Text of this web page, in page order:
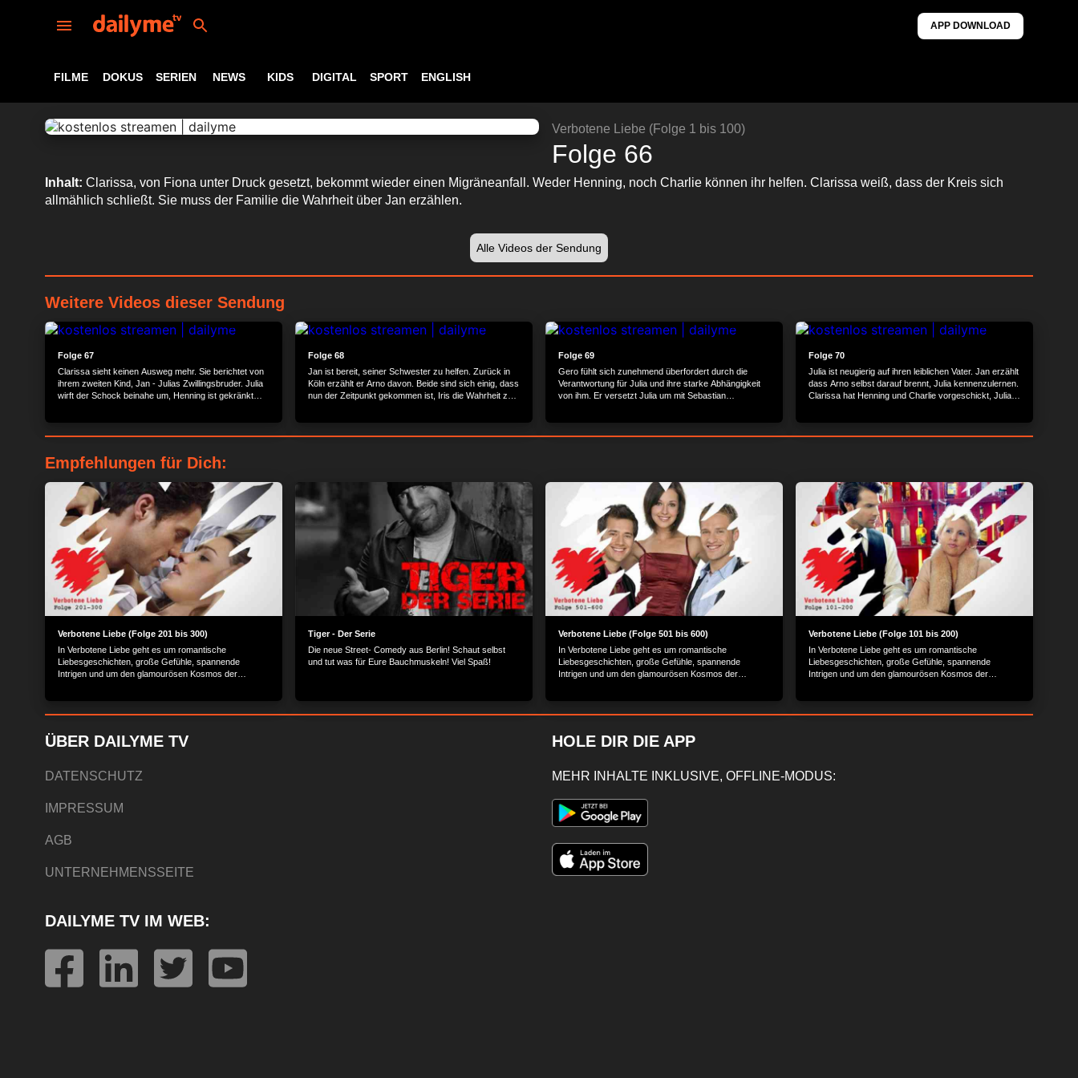
APP DOWNLOAD
FILME DOKUS SERIEN NEWS KIDS DIGITAL SPORT ENGLISH
ABSPIELEN 23:51
Verbotene Liebe (Folge 1 bis 100)
Folge 66
Inhalt: Clarissa, von Fiona unter Druck gesetzt, bekommt wieder einen Migräneanfall. Weder Henning, noch Charlie können ihr helfen. Clarissa weiß, dass der Kreis sich
allmählich schließt. Sie muss der Familie die Wahrheit über Jan erzählen.
Alle Videos der Sendung
Weitere Videos dieser Sendung
Folge 67
Clarissa sieht keinen Ausweg mehr. Sie berichtet von
ihrem zweiten Kind, Jan - Julias Zwillingsbruder. Julia
wirft der Schock beinahe um, Henning ist gekränkt
Folge 68
Jan ist bereit, seiner Schwester zu helfen. Zurück in
Köln erzählt er Arno davon. Beide sind sich einig, dass
nun der Zeitpunkt gekommen ist, Iris die Wahrheit zu
Folge 69
Gero fühlt sich zunehmend überfordert durch die
Verantwortung für Julia und ihre starke Abhängigkeit
von ihm. Er versetzt Julia um mit Sebastian
Folge 70
Julia ist neugierig auf ihren leiblichen Vater. Jan erzählt
dass Arno selbst darauf brennt, Julia kennenzulernen.
Clarissa hat Henning und Charlie vorgeschickt, Julia
Empfehlungen für Dich:
Verbotene Liebe (Folge 201 bis 300)
In Verbotene Liebe geht es um romantische
Liebesgeschichten, große Gefühle, spannende
Intrigen und um den glamourösen Kosmos der
Tiger - Der Serie
Die neue Street- Comedy aus Berlin! Schaut selbst
und tut was für Eure Bauchmuskeln! Viel Spaß!
Verbotene Liebe (Folge 501 bis 600)
In Verbotene Liebe geht es um romantische
Liebesgeschichten, große Gefühle, spannende
Intrigen und um den glamourösen Kosmos der
Verbotene Liebe (Folge 101 bis 200)
In Verbotene Liebe geht es um romantische
Liebesgeschichten, große Gefühle, spannende
Intrigen und um den glamourösen Kosmos der
ÜBER DAILYME TV
DATENSCHUTZ
IMPRESSUM
AGB
UNTERNEHMENSSEITE
HOLE DIR DIE APP
MEHR INHALTE INKLUSIVE, OFFLINE-MODUS:
DAILYME TV IM WEB: